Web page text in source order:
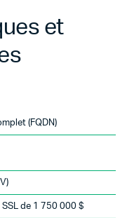
et
(FQDN)
de 1 750 000 $